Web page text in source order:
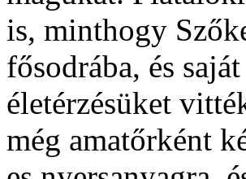
is, minthogy
fősodrába, és
életérzésüket
még amatőrként